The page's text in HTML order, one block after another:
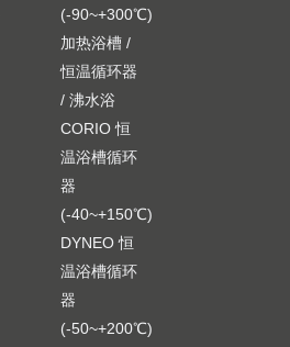
(-90~+300℃)
加热浴槽 /
恒温循环器
/ 沸水浴
CORIO 恒
温浴槽循环
器
(-40~+150℃)
DYNEO 恒
温浴槽循环
器
(-50~+200℃)